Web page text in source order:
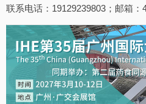
联系电话：19129239803；邮箱：